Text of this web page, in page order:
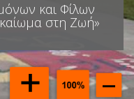
και Φίλων
στη Ζωή»